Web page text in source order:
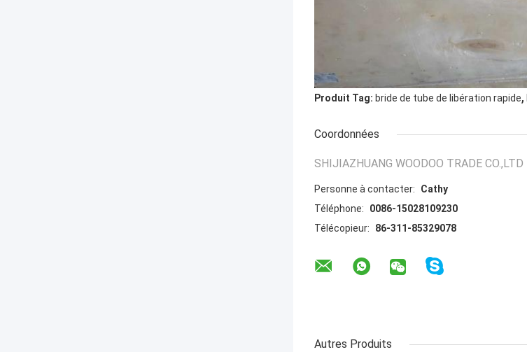
Produit Tag: bride de tube de libération rapide,
Coordonnées
SHIJIAZHUANG WOODOO TRADE CO.,LTD
Personne à contacter:
Cathy
Téléphone:
0086-15028109230
Télécopieur:
86-311-85329078
Autres Produits